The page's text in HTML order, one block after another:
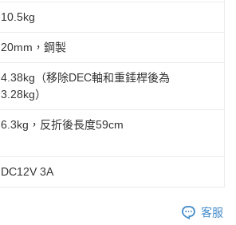
10.5kg
20mm，鋼製
4.38kg（移除DEC軸和重錘桿後為
3.28kg）
6.3kg，反折後長度59cm
DC12V 3A
客服